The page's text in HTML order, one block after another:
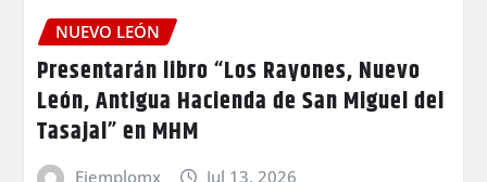
NUEVO LEÓN
Presentarán libro “Los Rayones, Nuevo
León, Antigua Hacienda de San Miguel del
Tasajal” en MHM
Ejemplomx Jul 13, 2026